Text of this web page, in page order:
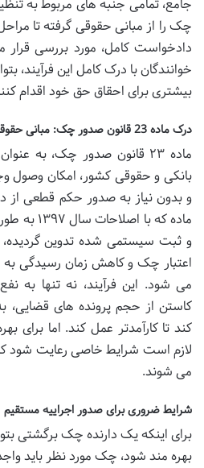
جامع، تمامی جنبه های مربوط به
چک را از مبانی حقوقی گرفته تا
دادخواست کامل، مورد بررسی
خوانندگان با درک کامل این فرآیند،
بیشتری برای احقاق حق خود اقدام
درک ماده 23 قانون صدور چک: مبانی حقوقی و شرایط اساسی
ماده ۲۳ قانون صدور چک، به
بانکی و حقوقی کشور، امکان
و بدون نیاز به صدور حکم قطعی از
ماده که
و ثبت سیستمی شده تدوین
اعتبار چک و کاهش زمان رسیدگی
می شود. این فرآیند، نه تنها به
کاستن از حجم پرونده های
کند تا کارآمدتر عمل کند. اما برای
لازم است شرایط خاصی رعایت شود
می شوند.
شرایط ضروری برای صدور اجراییه مستقیم
برای اینکه یک دارنده چک برگشتی
بهره مند شود، چک مورد نظر باید